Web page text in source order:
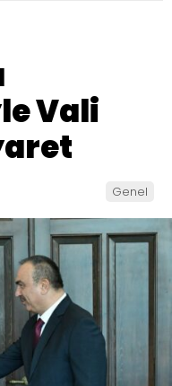
Vali
Genel